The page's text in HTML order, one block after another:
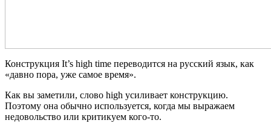
Конструкция It’s high time переводится на русский язык, как
«давно пора, уже самое время».
Как вы заметили, слово high усиливает конструкцию.
Поэтому она обычно используется, когда мы выражаем
недовольство или критикуем кого-то.